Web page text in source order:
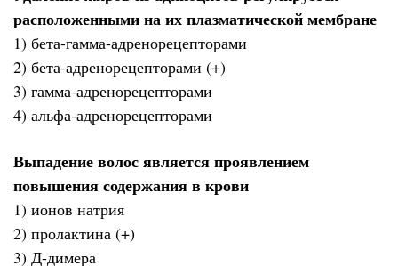
расположенными на их плазматической мембране
1) бета-гамма-адренорецепторами
2) бета-адренорецепторами (+)
3) гамма-адренорецепторами
4) альфа-адренорецепторами
Выпадение волос является проявлением
повышения содержания в крови
1) ионов натрия
2) пролактина (+)
3) Д-димера